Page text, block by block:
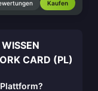
Kaufen
CARD (PL)